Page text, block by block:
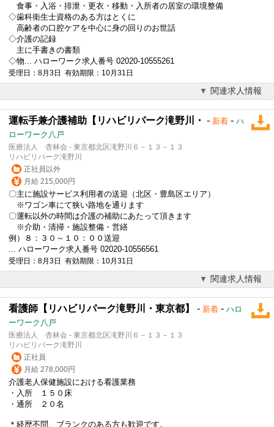
食事・入浴・排泄・更衣・移動・入所者の居室の環境整備
◇歯科衛生士資格のある方はとくに
高齢者の口腔ケアを中心に身の回りのお世話
◇介護の記録
主に手書きの書類
◇物... ハローワーク求人番号 02020-10555261
受理日：8月3日 有効期限：10月31日
関連求人情報
運転手兼介護補助【リハビリパーク滝野川・ - 新着 - ハ
ローワーク八戸
医療法人 杏林会 - 東京都北区滝野川６－１３－１３
リハビリパーク滝野川
正社員以外
月給 215,000円
〇主に施設サービス利用者の送迎（北区・豊島区エリア）
※ワゴン車にて狭い路地を通ります
〇運転以外の時間は介護の補助にあたって頂きます
※介助・清掃・施設整備・営繕
例）８：３０～１０：００送迎
... ハローワーク求人番号 02020-10556561
受理日：8月3日 有効期限：10月31日
関連求人情報
看護師【リハビリパーク滝野川・東京都】 - 新着 - ハロ
ーワーク八戸
医療法人 杏林会 - 東京都北区滝野川６－１３－１３
リハビリパーク滝野川
正社員
月給 278,000円
介護老人保健施設における看護業務
・入所 １５０床
・通所 ２０名
＊経歴不問、ブランクのある方も歓迎です。